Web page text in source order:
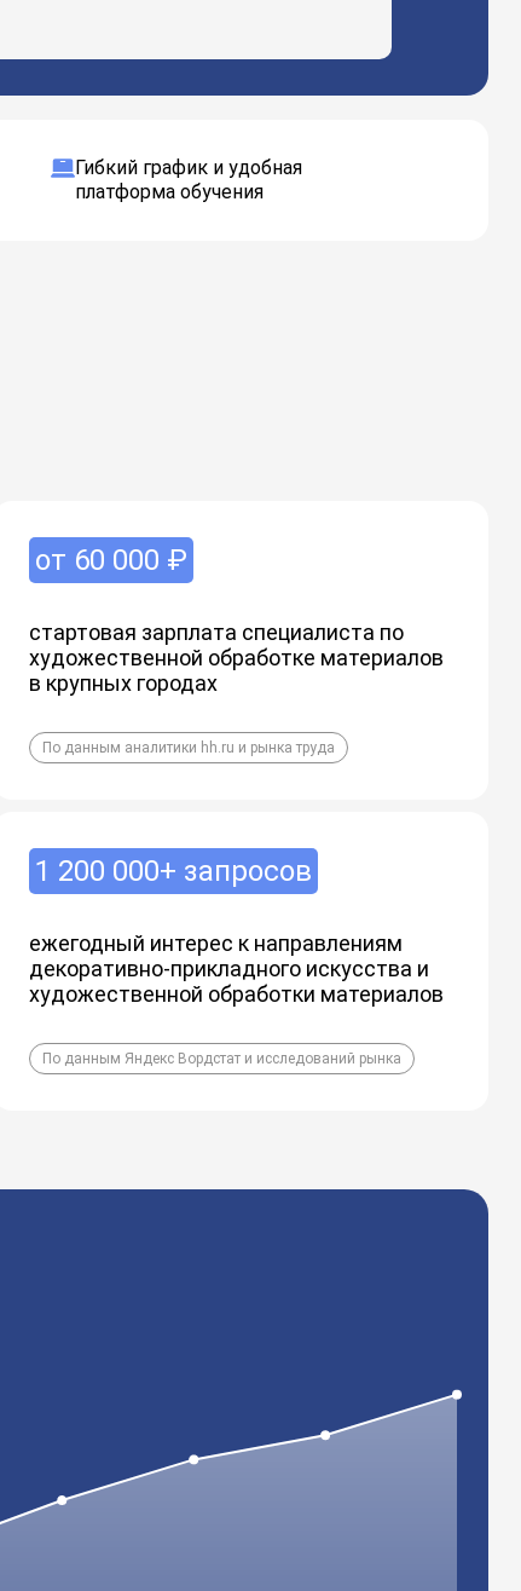
Гибкий график и удобная
платформа обучения
от 60 000 ₽
стартовая зарплата специалиста по
художественной обработке материалов
в крупных городах
По данным аналитики hh.ru и рынка труда
1 200 000+ запросов
ежегодный интерес к направлениям
декоративно-прикладного искусства и
художественной обработки материалов
По данным Яндекс Вордстат и исследований рынка